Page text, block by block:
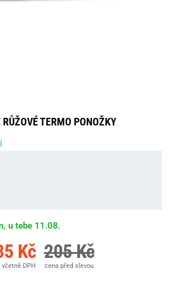
TERMO PONOŽKY
u tebe 11.08.
Kč
včetně DPH
205 Kč
cena před slevou